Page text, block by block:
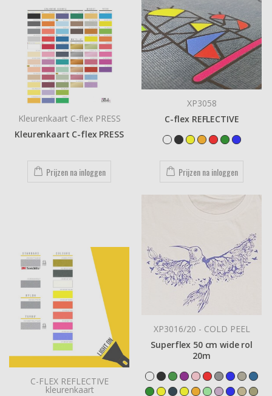
Kleurenkaart C-flex PRESS
Kleurenkaart C-flex PRESS
Prijzen na inloggen
XP3058
C-flex REFLECTIVE
Prijzen na inloggen
C-FLEX REFLECTIVE
kleurenkaart
XP3016/20 - COLD PEEL
Superflex 50 cm wide rol
20m